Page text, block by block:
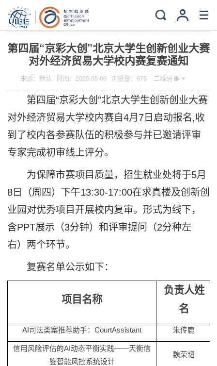
当前位置： 主页 >创新创意创业
第四届“京彩大创”北京大学生创新创业大赛
对外经济贸易大学校内赛复赛通知
来源： 默认 时间： 2025-05-06 浏览量： 675 二维码
第四届“京彩大创”北京大学生创新创业大赛
对外经济贸易大学校内赛自4月7日启动报名,收
到了校内各参赛队伍的积极参与并已邀请评审
专家完成初审线上评分。
为保障市赛项目质量，招生就业处将于5月
8日（周四）下午13:30-17:00在求真楼及创新创
业园对优秀项目开展校内复审。形式为线下，
含PPT展示（3分钟）和评审提问（2分种左
右）两个环节。
复赛名单公示如下：
项目名称
负责人姓
名
AI司法类案推荐助手：CourtAssistant 朱传鹿
信用风险评估的AI动态平衡实践——天衡信
鉴智能风控系统设计
魏荣韬